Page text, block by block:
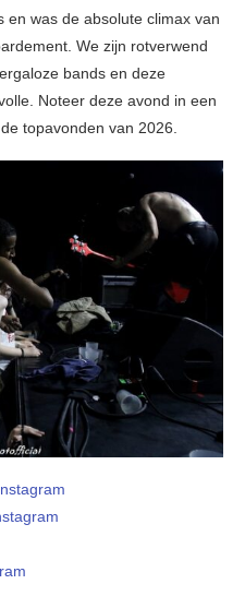
en was de absolute climax van
We zijn rotverwend
bands en deze
Noteer deze avond in een
topavonden van 2026.